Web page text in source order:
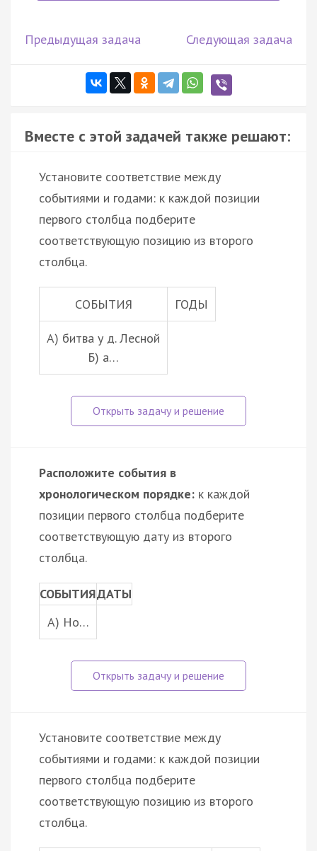
Предыдущая задача Следующая задача
Вместе с этой задачей также решают:
Установите соответствие между
событиями и годами: к каждой позиции
первого столбца подберите
соответствующую позицию из второго
столбца.
СОБЫТИЯ ГОДЫ
A) битва у д. Лесной
Б) а…
Расположите события в
хронологическом порядке: к каждой
позиции первого столбца подберите
соответствующую дату из второго
столбца.
СОБЫТИЯДАТЫ
A) Но…
Установите соответствие между
событиями и годами: к каждой позиции
первого столбца подберите
соответствующую позицию из второго
столбца.